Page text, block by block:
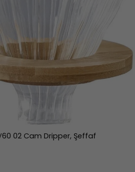
02 Cam Dripper, Şeffaf